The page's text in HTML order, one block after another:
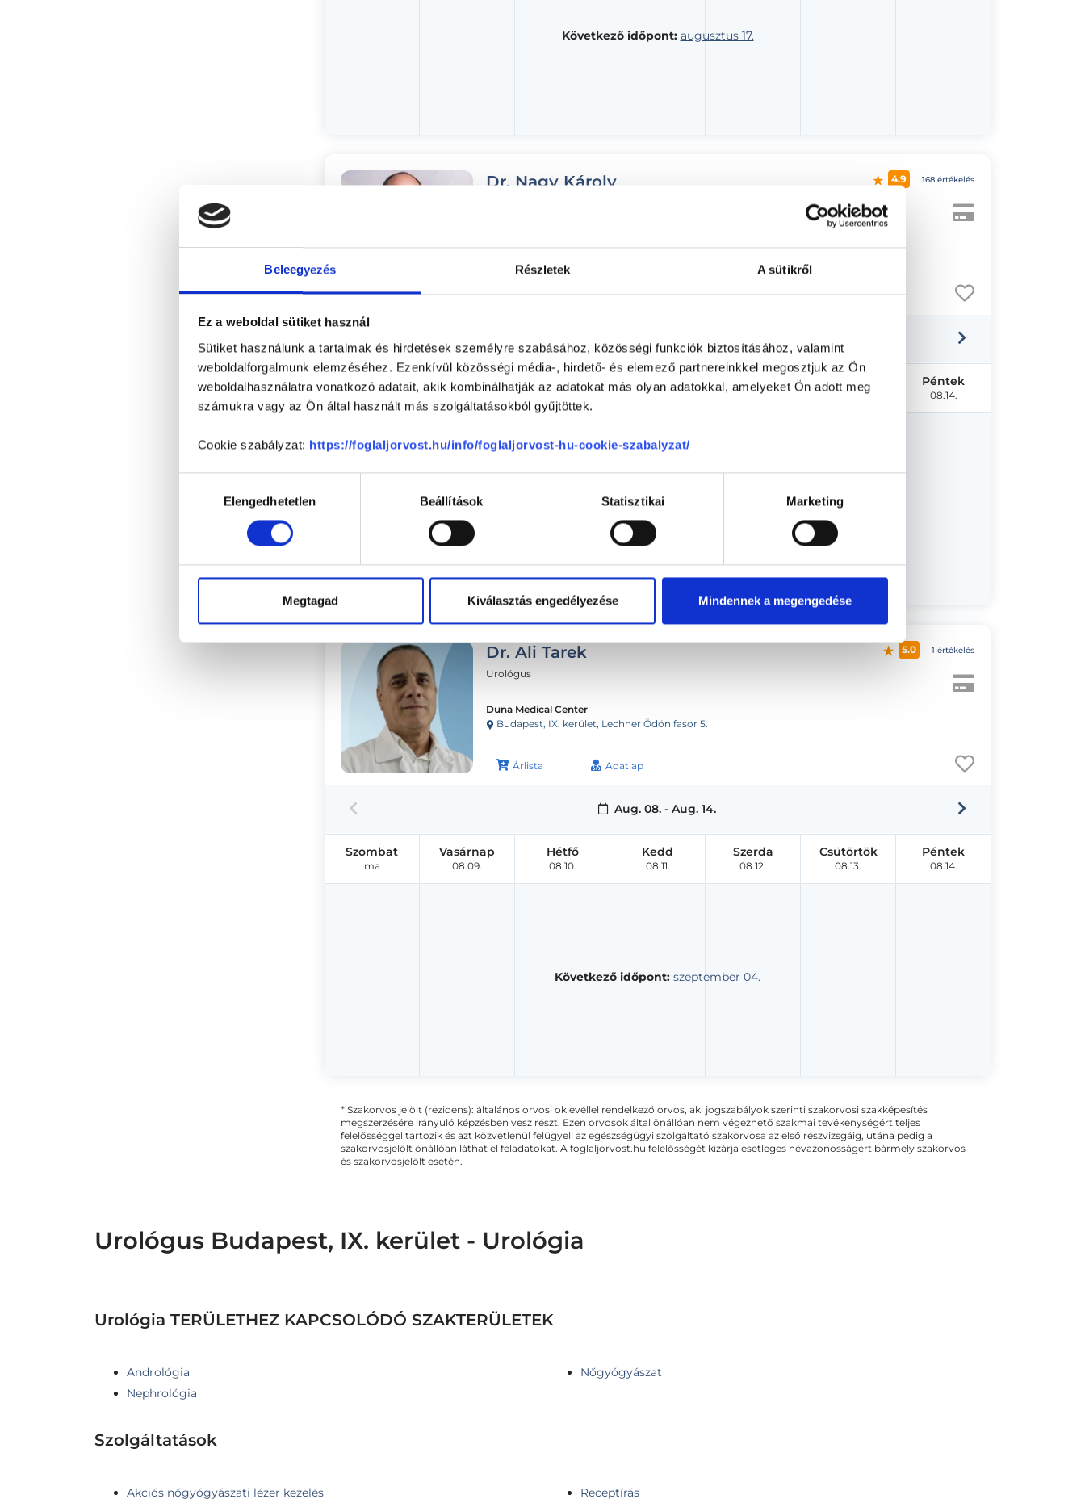
Beleegyezés Részletek A sütikről
Ez a weboldal sütiket használ
Sütiket használunk a tartalmak és hirdetések személyre szabásához, közösségi funkciók biztosításához, valamint
weboldalforgalmunk elemzéséhez. Ezenkívül közösségi média-, hirdető- és elemező partnereinkkel megosztjuk az Ön
weboldalhasználatra vonatkozó adatait, akik kombinálhatják az adatokat más olyan adatokkal, amelyeket Ön adott meg
számukra vagy az Ön által használt más szolgáltatásokból gyűjtöttek.
Cookie szabályzat: https://foglaljorvost.hu/info/foglaljorvost-hu-cookie-szabalyzat/
kiválasztásaElengedhetetlen Beállítások Statisztikai Marketing
Megtagad Kiválasztás engedélyezése Mindennek a megengedése
Következő időpont: augusztus 17.
Dr. Nagy Károly
Árlista Adatlap
4.9 168 értékelés
Következő időpont:
Szombat
ma
Vasárnap
08.09.
Hétfő
08.10.
Kedd
08.11.
Szerda
08.12.
Csütörtök
08.13.
Péntek
08.14.
Dr. Ali Tarek
Urológus
Duna Medical Center
Budapest, IX. kerület, Lechner Ödön fasor 5.
Árlista Adatlap
5.0 1 értékelés
Aug. 08. - Aug. 14.
Következő időpont: szeptember 04.
Szombat
ma
Vasárnap
08.09.
Hétfő
08.10.
Kedd
08.11.
Szerda
08.12.
Csütörtök
08.13.
Péntek
08.14.
* Szakorvos jelölt (rezidens): általános orvosi oklevéllel rendelkező orvos, aki jogszabályok szerinti szakorvosi szakképesítés
megszerzésére irányuló képzésben vesz részt. Ezen orvosok által önállóan nem végezhető szakmai tevékenységért teljes
felelősséggel tartozik és azt közvetlenül felügyeli az egészségügyi szolgáltató szakorvosa az első részvizsgáig, utána pedig a
szakorvosjelölt önállóan láthat el feladatokat. A foglaljorvost.hu felelősségét kizárja esetleges névazonosságért bármely szakorvos
és szakorvosjelölt esetén.
Urológus Budapest, IX. kerület - Urológia
Urológia TERÜLETHEZ KAPCSOLÓDÓ SZAKTERÜLETEK
Andrológia
Nephrológia
Nőgyógyászat
Szolgáltatások
Akciós nőgyógyászati lézer kezelés Receptírás